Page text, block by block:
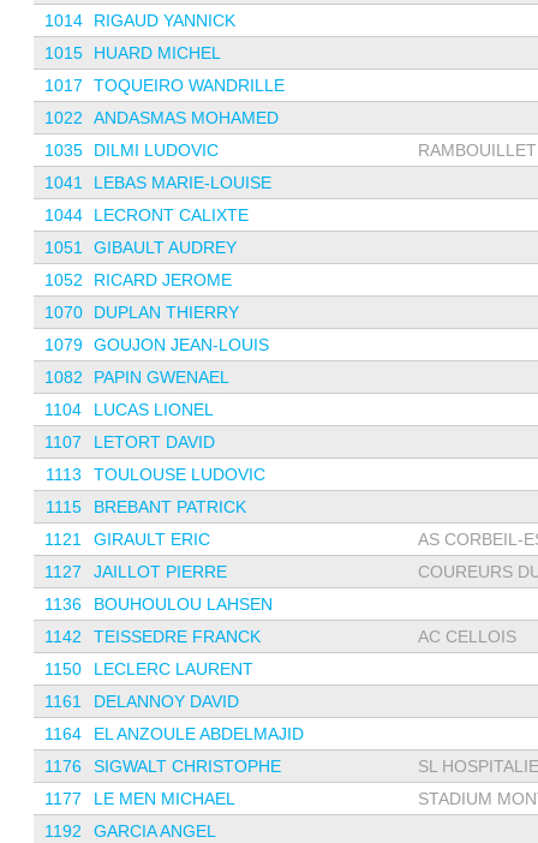
1014
RIGAUD YANNICK
1015
HUARD MICHEL
1017
TOQUEIRO WANDRILLE
1022
ANDASMAS MOHAMED
1035
DILMI LUDOVIC
1041
LEBAS MARIE-LOUISE
1044
LECRONT CALIXTE
1051
GIBAULT AUDREY
1052
RICARD JEROME
1070
DUPLAN THIERRY
1079 GOUJON JEAN-LOUIS
1082
PAPIN GWENAEL
1104
LUCAS LIONEL
1107
LETORT DAVID
1113
TOULOUSE LUDOVIC
1115
BREBANT PATRICK
1121
GIRAULT ERIC
AS CORBEIL-
1127
JAILLOT PIERRE
COUREURS
1136
BOUHOULOU LAHSEN
1142
TEISSEDRE FRANCK
AC CELLOIS
1150
LECLERC LAURENT
1161
DELANNOY DAVID
1164
EL ANZOULE ABDELMAJID
1176
SIGWALT CHRISTOPHE
SL
1177
LE MEN MICHAEL
STADIUM
1192
GARCIA ANGEL